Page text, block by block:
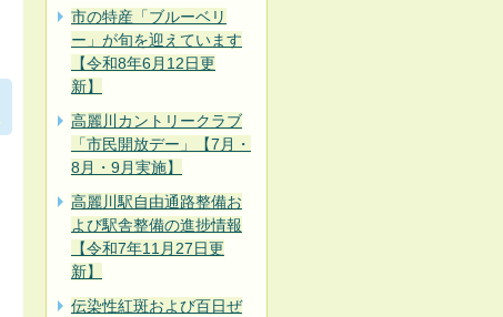
市の特産「ブルーベリ
ー」が旬を迎えています
【令和8年6月12日更
新】
高麗川カントリークラブ
「市民開放デー」【7月・
8月・9月実施】
高麗川駅自由通路整備お
よび駅舎整備の進捗情報
【令和7年11月27日更
新】
伝染性紅斑および百日ぜ